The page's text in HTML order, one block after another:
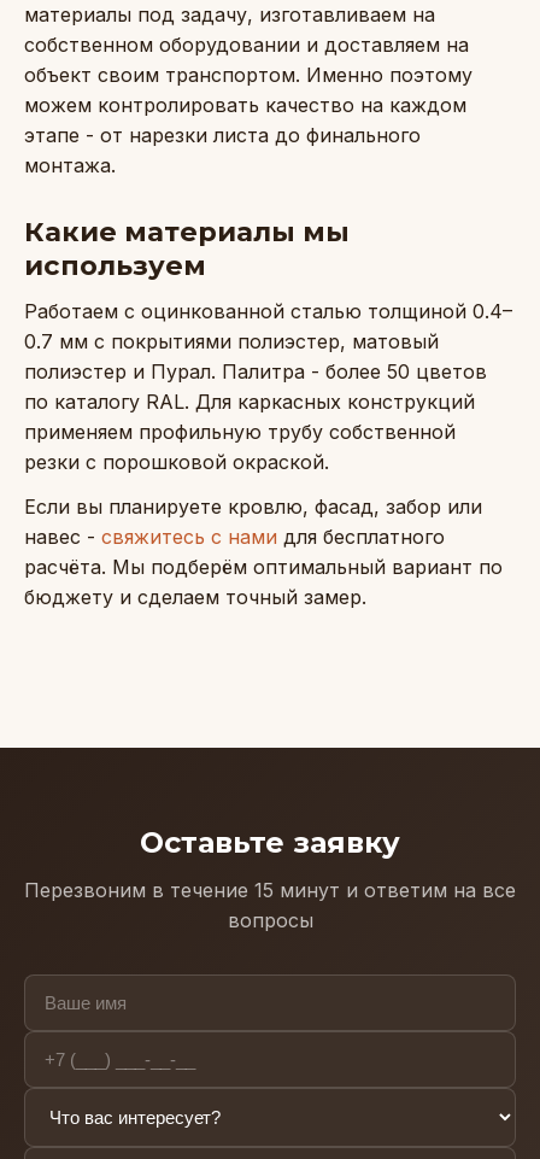
материалы под задачу, изготавливаем на
собственном оборудовании и доставляем на
объект своим транспортом. Именно поэтому
можем контролировать качество на каждом
этапе - от нарезки листа до финального
монтажа.
Какие материалы мы
используем
Работаем с оцинкованной сталью толщиной 0.4–
0.7 мм с покрытиями полиэстер, матовый
полиэстер и Пурал. Палитра - более 50 цветов
по каталогу RAL. Для каркасных конструкций
применяем профильную трубу собственной
резки с порошковой окраской.
Если вы планируете кровлю, фасад, забор или
навес - свяжитесь с нами для бесплатного
расчёта. Мы подберём оптимальный вариант по
бюджету и сделаем точный замер.
Оставьте заявку
Перезвоним в течение 15 минут и ответим на все
вопросы